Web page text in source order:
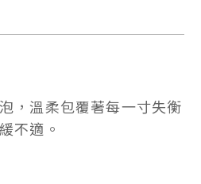
，溫柔包覆著每一寸失衡
不適。